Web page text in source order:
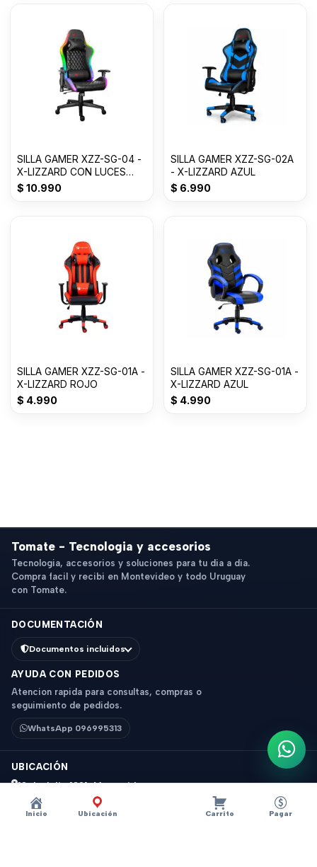
Inicio Ubicación Carrito Pagar
SILLA GAMER XZZ-SG-04 -
X-LIZZARD CON LUCES
RBG
$ 10.990
SILLA GAMER XZZ-SG-02A
- X-LIZZARD AZUL
$ 6.990
SILLA GAMER XZZ-SG-01A -
X-LIZZARD ROJO
$ 4.990
SILLA GAMER XZZ-SG-01A -
X-LIZZARD AZUL
$ 4.990
Tomate - Tecnologia y accesorios
Tecnologia, accesorios y soluciones para tu dia a dia.
Compra facil y recibi en Montevideo y todo Uruguay
con Tomate.
DOCUMENTACIÓN
Documentos incluidos
AYUDA CON PEDIDOS
Atencion rapida para consultas, compras o
seguimiento de pedidos.
WhatsApp 096995313
UBICACIÓN
18 de Julio 1831, Montevideo
Horario: 9 a 18 hs